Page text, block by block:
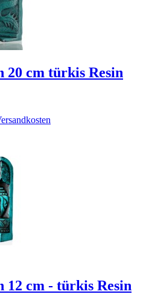
20 cm türkis Resin
12 cm - türkis Resin